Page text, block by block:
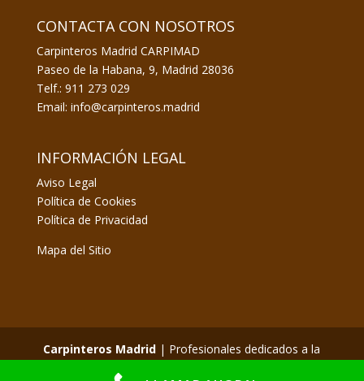
CONTACTA CON NOSOTROS
Carpinteros Madrid CARPIMAD
Paseo de la Habana, 9, Madrid 28036
Telf.: 911 273 029
Email: info@carpinteros.madrid
INFORMACIÓN LEGAL
Aviso Legal
Política de Cookies
Política de Privacidad
Mapa del Sitio
Carpinteros Madrid | Profesionales dedicados a la